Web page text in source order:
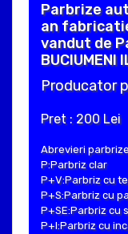
Parbrize
an
vandut de
Producator
Pret : 200 Lei
Abrevieri
P:Parbriz clar
P+V:Parbriz cu
P+S:Parbriz cu
P+SE:Parbriz cu
P+I:Parbriz cu